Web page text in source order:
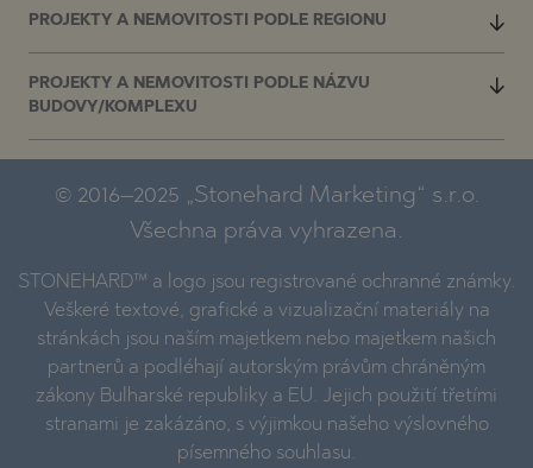
PROJEKTY A NEMOVITOSTI PODLE REGIONU
PROJEKTY A NEMOVITOSTI PODLE NÁZVU
BUDOVY/KOMPLEXU
© 2016–2025 „Stonehard Marketing“ s.r.o.
Všechna práva vyhrazena.
STONEHARD™ a logo jsou registrované ochranné známky.
Veškeré textové, grafické a vizualizační materiály na
stránkách jsou naším majetkem nebo majetkem našich
partnerů a podléhají autorským právům chráněným
zákony Bulharské republiky a EU. Jejich použití třetími
stranami je zakázáno, s výjimkou našeho výslovného
písemného souhlasu.